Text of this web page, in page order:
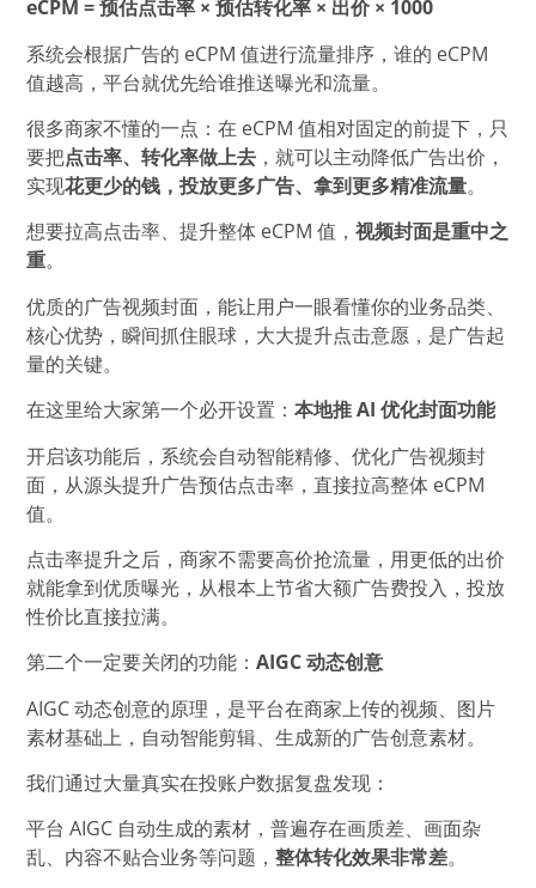
eCPM = 预估点击率 × 预估转化率 × 出价 × 1000
系统会根据广告的 eCPM 值进行流量排序，谁的 eCPM
值越高，平台就优先给谁推送曝光和流量。
很多商家不懂的一点：在 eCPM 值相对固定的前提下，只
要把点击率、转化率做上去 ，就可以主动降低广告出价，
实现花更少的钱，投放更多广告、拿到更多精准流量。
想要拉高点击率、提升整体 eCPM 值， 视频封面是重中之
重。
优质的广告视频封面，能让用户一眼看懂你的业务品类、
核心优势，瞬间抓住眼球，大大提升点击意愿，是广告起
量的关键。
在这里给大家第一个必开设置： 本地推 AI 优化封面功能
开启该功能后，系统会自动智能精修、优化广告视频封
面，从源头提升广告预估点击率，直接拉高整体 eCPM
值。
点击率提升之后，商家不需要高价抢流量，用更低的出价
就能拿到优质曝光，从根本上节省大额广告费投入，投放
性价比直接拉满。
第二个一定要关闭的功能： AIGC 动态创意
AIGC 动态创意的原理，是平台在商家上传的视频、图片
素材基础上，自动智能剪辑、生成新的广告创意素材。
我们通过大量真实在投账户数据复盘发现：
平台 AIGC 自动生成的素材，普遍存在画质差、画面杂
乱、内容不贴合业务等问题， 整体转化效果非常差。